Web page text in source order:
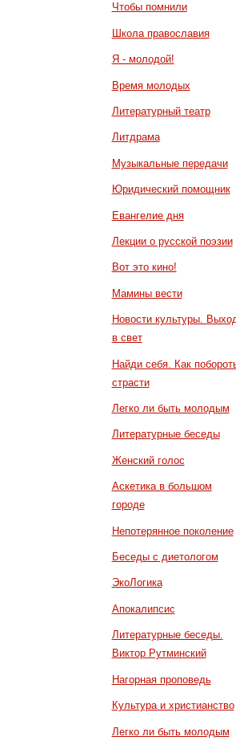
Чтобы помнили
Школа православия
Я - молодой!
Время молодых
Литературный театр
Литдрама
Музыкальные передачи
Юридический помощник
Евангелие дня
Лекции о русской поэзии
Вот это кино!
Мамины вести
Новости культуры.
в свет
Найди себя. Как
страсти
Легко ли быть молодым
Литературные беседы
Женский голос
Аскетика в большом
городе
Непотерянное поколение
Беседы с диетологом
ЭкоЛогика
Апокалипсис
Литературные беседы.
Виктор Рутминский
Нагорная проповедь
Культура и христианство
Легко ли быть молодым